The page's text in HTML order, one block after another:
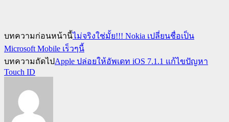
บทความก่อนหน้านี้ไม่จริงใช่มั้ย!!! Nokia เปลี่ยนชื่อเป็น
Microsoft Mobile เร็วๆนี้
บทความถัดไปApple ปล่อยให้อัพเดท iOS 7.1.1 แก้ไขปัญหา
Touch ID